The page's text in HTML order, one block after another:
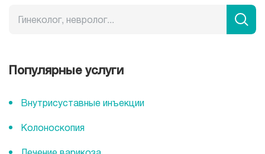
Популярные услуги
Внутрисуставные инъекции
Колоноскопия